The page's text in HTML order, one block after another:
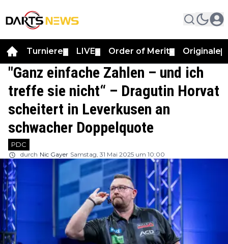
Turniere LIVE Order of Merit Originale
"Ganz einfache Zahlen – und ich
treffe sie nicht“ – Dragutin Horvat
scheitert in Leverkusen an
schwacher Doppelquote
PDC
durch Nic Gayer Samstag, 31 Mai 2025 um 10:00